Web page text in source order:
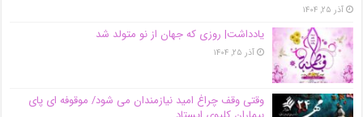
آذر ۲۵, ۱۴۰۴
یادداشت| روزی که جهان از نو متولد شد
آذر ۲۵, ۱۴۰۴
وقتی وقف چراغ امید نیازمندان می شود/ موقوفه ای پای